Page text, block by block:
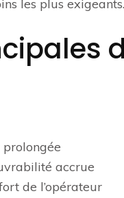
les plus exigeants.
accrue
de l’opérateur